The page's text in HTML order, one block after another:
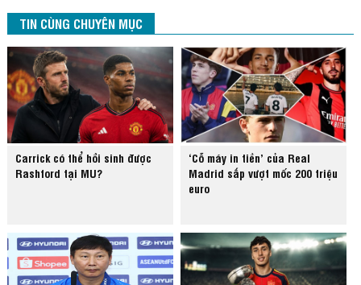
TIN CÙNG CHUYÊN MỤC
Carrick có thể hồi sinh được
Rashford tại MU?
‘Cỗ máy in tiền’ của Real
Madrid sắp vượt mốc 200 triệu
euro